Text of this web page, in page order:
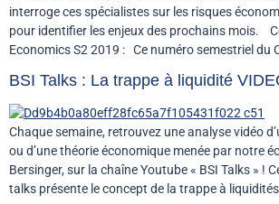
interroge ces spécialistes sur les risques
pour identifier les enjeux des prochains mois.
Economics S2 2019 : Ce numéro semestriel du
BSI Talks : La trappe à liquidité
Chaque semaine, retrouvez une analyse vidéo
ou d’une théorie économique menée par notre
Bersinger, sur la chaîne Youtube « BSI Talks » !
talks présente le concept de la trappe à